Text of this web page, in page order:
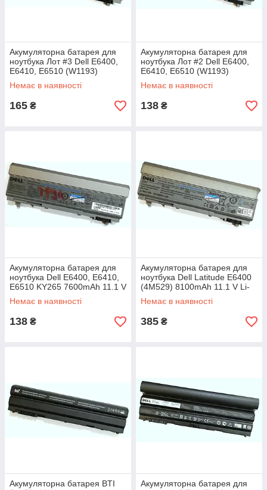
Акумуляторна батарея для
ноутбука Лот #3 Dell E6400,
E6410, E6510 (W1193)
5400mAh 11.1V Li-ion Б/У
Немає в наявності
165 ₴
Акумуляторна батарея для
ноутбука Лот #2 Dell E6400,
E6410, E6510 (W1193)
5400mAh 11.1 V Li-ion Б/В
Немає в наявності
138 ₴
Акумуляторна батарея для
ноутбука Dell E6400, E6410,
E6510 KY265 7600mAh 11.1 V
Li-ion Б/В - МІНУС
Немає в наявності
138 ₴
Акумуляторна батарея для
ноутбука Dell Latitude E6400
(4M529) 8100mAh 11.1 V Li-
ion Б/В
Немає в наявності
385 ₴
Акумуляторна батарея BTI
Акумуляторна батарея для